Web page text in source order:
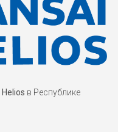
Helios в Республике